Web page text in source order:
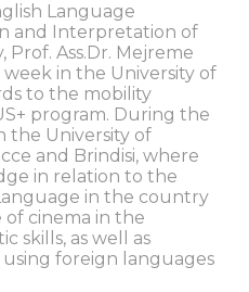
Language
and Interpretation of
Ass.Dr. Mejreme
week in the University of
to the mobility
program. During the
the University of
and Brindisi, where
in relation to the
in the country
cinema in the
skills, as well as
foreign languages